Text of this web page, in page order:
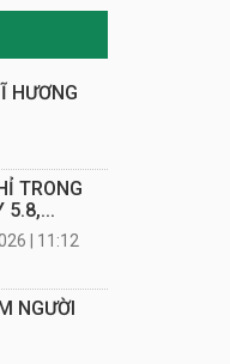
HƯƠNG
TRONG
5.8,...
| 11:12
NGƯỜI